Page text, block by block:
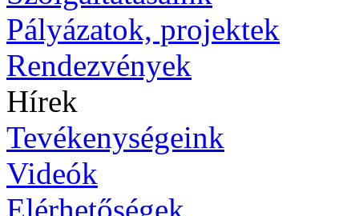
Pályázatok, projektek
Rendezvények
Hírek
Tevékenységeink
Videók
Elérhetőségek